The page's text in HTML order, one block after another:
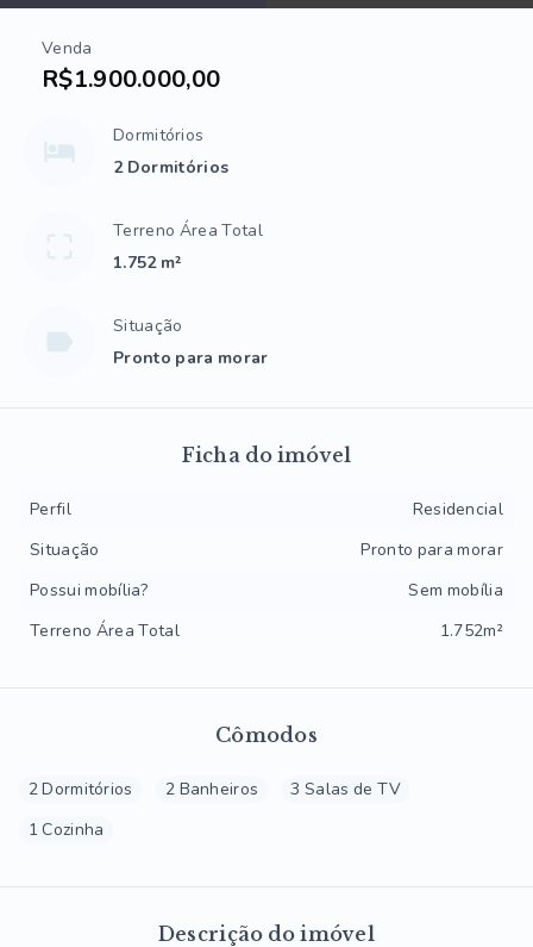
Venda
R$1.900.000,00
Dormitórios
2 Dormitórios
Terreno Área Total
1.752 m²
Situação
Pronto para morar
Cômodos
2 Dormitórios 2 Banheiros
3 Salas de TV
1 Cozinha
Descrição do imóvel
Ficha do imóvel
Perfil
Residencial
Situação
Pronto para morar
Possui mobília?
Sem mobília
Terreno Área Total
1.752m²